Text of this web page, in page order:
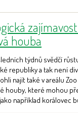
houba
týdnů svědčí
republiky a tak není
najít také v areálu Zoo
houby, které mohou
například korálovec